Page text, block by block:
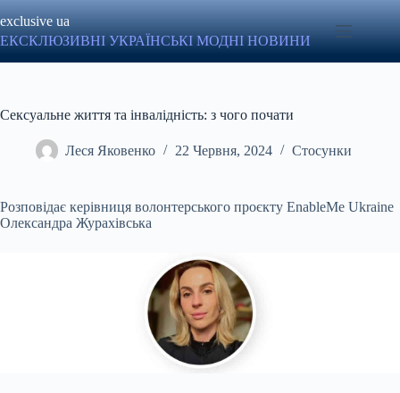
до
вмісту
exclusive ua
ЕКСКЛЮЗИВНІ УКРАЇНСЬКІ МОДНІ НОВИНИ
Сексуальне життя та інвалідність: з чого почати
Леся Яковенко 22 Червня, 2024 Стосунки
Розповідає керівниця волонтерського проєкту EnableMe Ukraine
Олександра Журахівська